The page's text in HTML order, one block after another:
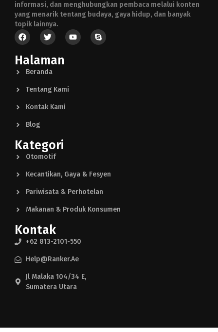
informasi, dan menghubungkan pembaca melalui konten
yang menarik tentang budaya, gaya hidup, dan banyak
topik lainnya.
Halaman
Beranda
Tentang Kami
Kontak Kami
Blog
Kategori
Otomotif
Kecantikan, Gaya & Fesyen
Pariwisata & Perhotelan
Makanan & Produk Konsumen
Kontak
+62 813-2101-550
Help@ranker.ae
Jl Malaka 104/34 E,
Sumatera Utara